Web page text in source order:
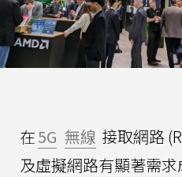
在5G 無線 接取網路
及虛擬網路有顯著需求